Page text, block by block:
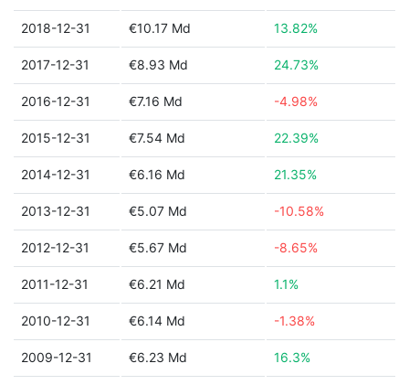
2018-12-31 €10.17 Md 13.82%
2017-12-31 €8.93 Md 24.73%
2016-12-31 €7.16 Md -4.98%
2015-12-31 €7.54 Md 22.39%
2014-12-31 €6.16 Md 21.35%
2013-12-31 €5.07 Md -10.58%
2012-12-31 €5.67 Md -8.65%
2011-12-31 €6.21 Md 1.1%
2010-12-31 €6.14 Md -1.38%
2009-12-31 €6.23 Md 16.3%